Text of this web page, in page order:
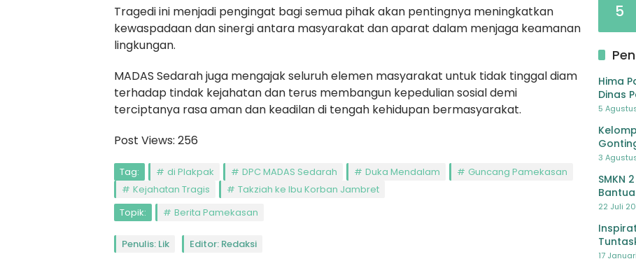
Tragedi ini menjadi pengingat bagi semua pihak akan pentingnya meningkatkan
kewaspadaan dan sinergi antara masyarakat dan aparat dalam menjaga keamanan
lingkungan.
MADAS Sedarah juga mengajak seluruh elemen masyarakat untuk tidak tinggal diam
terhadap tindak kejahatan dan terus membangun kepedulian sosial demi
terciptanya rasa aman dan keadilan di tengah kehidupan bermasyarakat.
Post Views: 256
Tag: di Plakpak DPC MADAS Sedarah Duka Mendalam
Guncang Pamekasan
Kejahatan Tragis
Takziah ke Ibu Korban Jambret
Topik:
Berita Pamekasan
Penulis: Lik Editor: Redaksi
5
Hima
Dinas
5
3
SMKN
22 Juli
17